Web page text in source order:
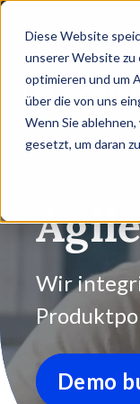
Diese Website
unserer Website zu
optimieren und um
über die von uns
Wenn Sie
gesetzt, um daran
Wir
Demo